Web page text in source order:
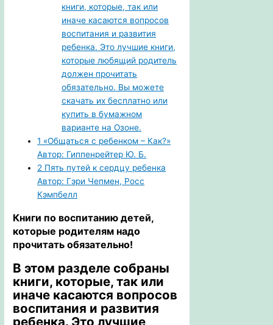
книги, которые, так или
иначе касаются вопросов
воспитания и развития
ребенка. Это лучшие книги,
которые любящий родитель
должен прочитать
обязательно. Вы можете
скачать их бесплатно или
купить в бумажном
варианте на Озоне.
1 «Общаться с ребенком – Как?»
Автор: Гиппенрейтер Ю. Б.
2 Пять путей к сердцу ребенка
Автор: Гэри Чепмен, Росс
Кэмпбелл
Книги по воспитанию детей,
которые родителям надо
прочитать обязательно!
В этом разделе собраны
книги, которые, так или
иначе касаются вопросов
воспитания и развития
ребенка. Это лучшие